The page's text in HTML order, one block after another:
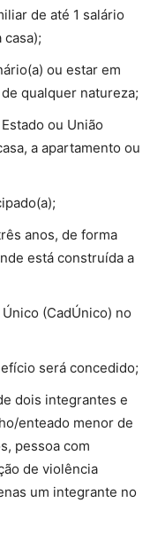
de até 1 salário
ou estar em
qualquer natureza;
ou União
a apartamento ou
anos, de forma
está construída a
(CadÚnico) no
será concedido;
dois integrantes e
enteado menor de
pessoa com
de violência
um integrante no